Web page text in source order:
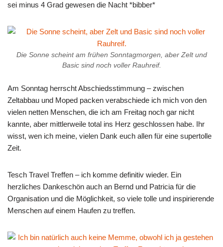
sei minus 4 Grad gewesen die Nacht *bibber*
Die Sonne scheint am frühen Sonntagmorgen, aber Zelt und
Basic sind noch voller Rauhreif.
Am Sonntag herrscht Abschiedsstimmung – zwischen
Zeltabbau und Moped packen verabschiede ich mich von den
vielen netten Menschen, die ich am Freitag noch gar nicht
kannte, aber mittlerweile total ins Herz geschlossen habe. Ihr
wisst, wen ich meine, vielen Dank euch allen für eine supertolle
Zeit.
Tesch Travel Treffen – ich komme definitiv wieder. Ein
herzliches Dankeschön auch an Bernd und Patricia für die
Organisation und die Möglichkeit, so viele tolle und inspirierende
Menschen auf einem Haufen zu treffen.